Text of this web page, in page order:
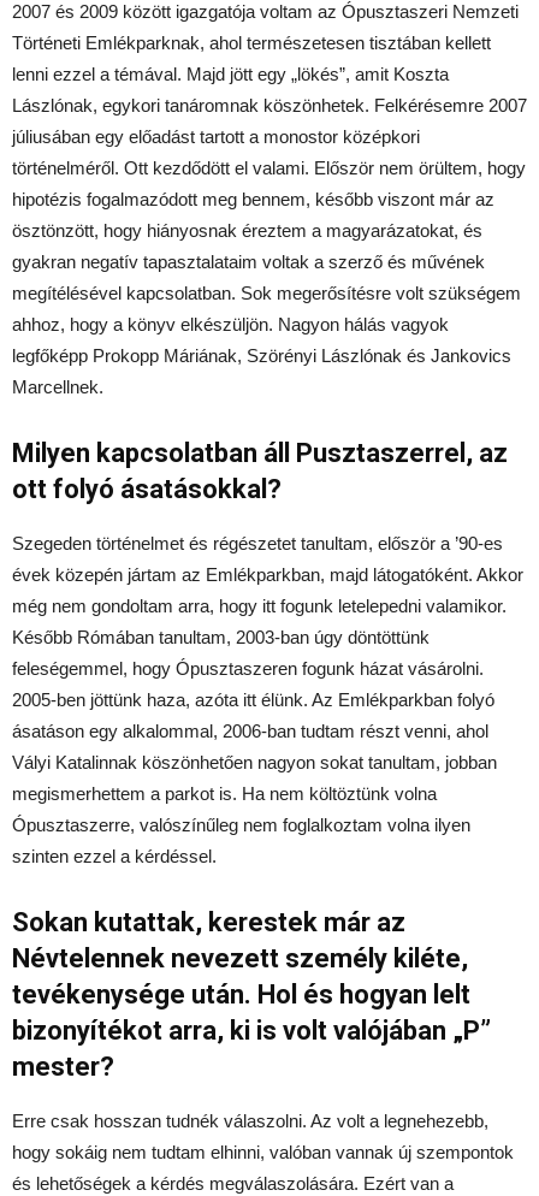
2007 és 2009 között igazgatója voltam az Ópusztaszeri Nemzeti
Történeti Emlékparknak, ahol természetesen tisztában kellett
lenni ezzel a témával. Majd jött egy „lökés”, amit Koszta
Lászlónak, egykori tanáromnak köszönhetek. Felkérésemre 2007
júliusában egy előadást tartott a monostor középkori
történelméről. Ott kezdődött el valami. Először nem örültem, hogy
hipotézis fogalmazódott meg bennem, később viszont már az
ösztönzött, hogy hiányosnak éreztem a magyarázatokat, és
gyakran negatív tapasztalataim voltak a szerző és művének
megítélésével kapcsolatban. Sok megerősítésre volt szükségem
ahhoz, hogy a könyv elkészüljön. Nagyon hálás vagyok
legfőképp Prokopp Máriának, Szörényi Lászlónak és Jankovics
Marcellnek.
Milyen kapcsolatban áll Pusztaszerrel, az
ott folyó ásatásokkal?
Szegeden történelmet és régészetet tanultam, először a ’90-es
évek közepén jártam az Emlékparkban, majd látogatóként. Akkor
még nem gondoltam arra, hogy itt fogunk letelepedni valamikor.
Később Rómában tanultam, 2003-ban úgy döntöttünk
feleségemmel, hogy Ópusztaszeren fogunk házat vásárolni.
2005-ben jöttünk haza, azóta itt élünk. Az Emlékparkban folyó
ásatáson egy alkalommal, 2006-ban tudtam részt venni, ahol
Vályi Katalinnak köszönhetően nagyon sokat tanultam, jobban
megismerhettem a parkot is. Ha nem költöztünk volna
Ópusztaszerre, valószínűleg nem foglalkoztam volna ilyen
szinten ezzel a kérdéssel.
Sokan kutattak, kerestek már az
Névtelennek nevezett személy kiléte,
tevékenysége után. Hol és hogyan lelt
bizonyítékot arra, ki is volt valójában „P”
mester?
Erre csak hosszan tudnék válaszolni. Az volt a legnehezebb,
hogy sokáig nem tudtam elhinni, valóban vannak új szempontok
és lehetőségek a kérdés megválaszolására. Ezért van a